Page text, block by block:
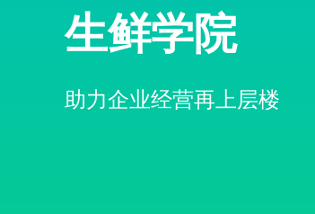
生鲜学院
助力企业经营再上层楼